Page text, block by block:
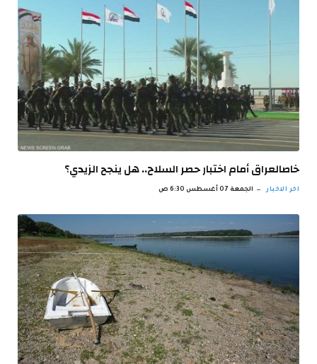
خاصالعراق أمام اختبار حصر السلاح.. هل ينجح الزيدي؟
اخر الاخبار الجمعة 07 أغسطس 6:30 ص